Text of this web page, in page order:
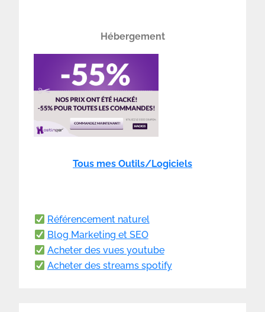
Hébergement
Tous mes Outils/Logiciels
Référencement naturel
Blog Marketing et SEO
Acheter des vues youtube
Acheter des streams spotify